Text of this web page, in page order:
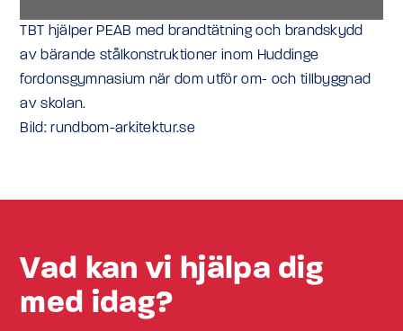
TBT hjälper PEAB med brandtätning och brandskydd
av bärande stålkonstruktioner inom Huddinge
fordonsgymnasium när dom utför om- och tillbyggnad
av skolan.
Bild: rundbom-arkitektur.se
Vad kan vi hjälpa dig
med idag?